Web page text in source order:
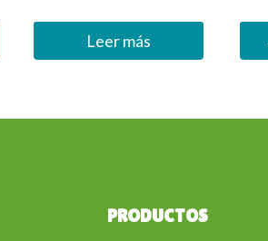
Leer más
PRODUCTOS